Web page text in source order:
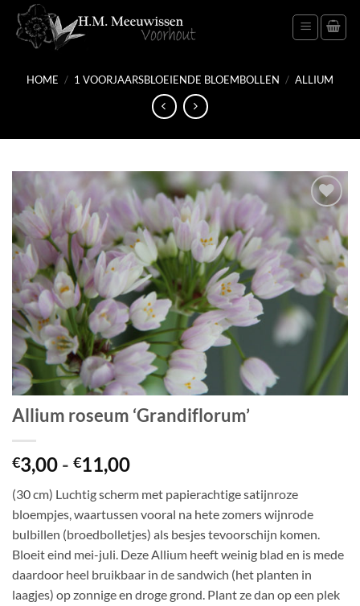
naar
inhoud
HOME / 1 VOORJAARSBLOEIENDE BLOEMBOLLEN / ALLIUM
Toevoegen
aan
verlanglijst
Allium roseum ‘Grandiflorum’
€3,00 - €11,00Prijsklasse:
tot
€11,00
(30 cm) Luchtig scherm met papierachtige satijnroze
bloempjes, waartussen vooral na hete zomers wijnrode
bulbillen (broedbolletjes) als besjes tevoorschijn komen.
Bloeit eind mei-juli. Deze Allium heeft weinig blad en is mede
daardoor heel bruikbaar in de sandwich (het planten in
laagjes) op zonnige en droge grond. Plant ze dan op een plek